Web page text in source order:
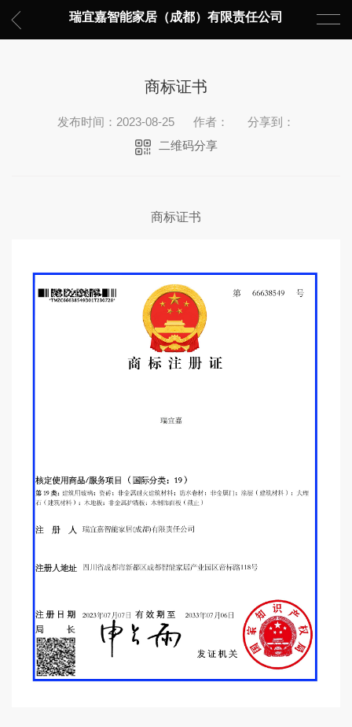
瑞宜嘉智能家居（成都）有限责任公司
商标证书
发布时间：2023-08-25 作者：
分享到：
二维码分享
商标证书